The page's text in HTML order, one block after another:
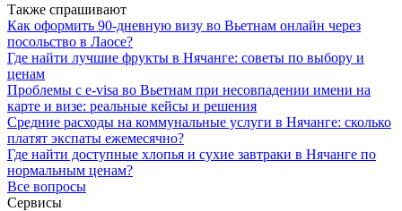
Также спрашивают
Как оформить 90-дневную визу во Вьетнам онлайн через
посольство в Лаосе?
Где найти лучшие фрукты в Нячанге: советы по выбору и
ценам
Проблемы с e-visa во Вьетнам при несовпадении имени на
карте и визе: реальные кейсы и решения
Средние расходы на коммунальные услуги в Нячанге: сколько
платят экспаты ежемесячно?
Где найти доступные хлопья и сухие завтраки в Нячанге по
нормальным ценам?
Все вопросы
Сервисы